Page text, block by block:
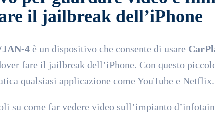
il jailbreak dell’iPhone
4 è un dispositivo che consente di usare
fare il jailbreak dell’iPhone. Con questo
qualsiasi applicazione come YouTube e Netflix.
su come far vedere video sull’impianto